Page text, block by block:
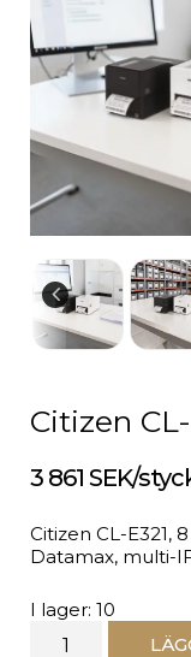
Citizen CL-
3 861 SEK/
Citizen CL-E321,
Datamax, multi-
I lager: 10